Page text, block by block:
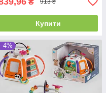
913 ₴
Купити
–4%